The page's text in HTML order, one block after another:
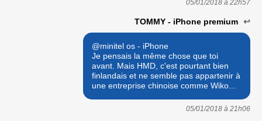
05/01/2018 à 22h57
TOMMY - iPhone premium ↩
@minitel os - iPhone
Je pensais la même chose que toi
avant. Mais HMD, c'est pourtant bien
finlandais et ne semble pas appartenir à
une entreprise chinoise comme Wiko...
05/01/2018 à 21h06